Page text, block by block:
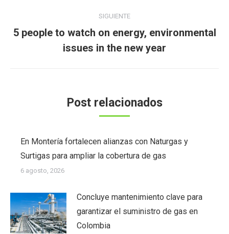
SIGUIENTE
Publicación
siguiente:
5 people to watch on energy, environmental
issues in the new year
Post relacionados
En Montería fortalecen alianzas con Naturgas y
Surtigas para ampliar la cobertura de gas
6 agosto, 2026
Concluye mantenimiento clave para
garantizar el suministro de gas en
Colombia